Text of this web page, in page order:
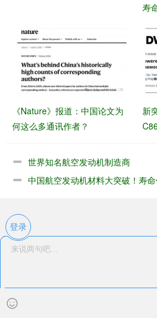
寿
《Nature》报道：中国论文为
何这么多通讯作者？
新
世界知名航空发动机制造商
中国航空发动机材料大突破！寿
登录